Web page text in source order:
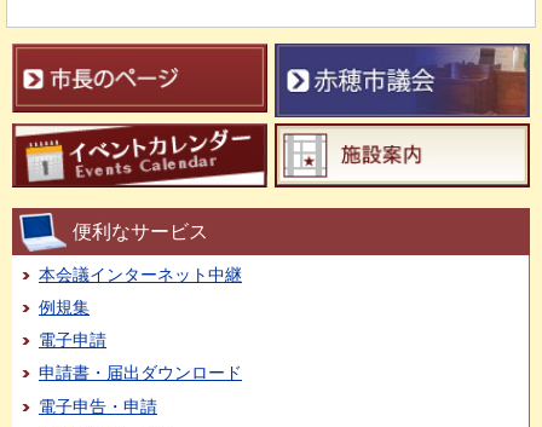
便利なサービス
本会議インターネット中継
例規集
電子申請
申請書・届出ダウンロード
電子申告・申請